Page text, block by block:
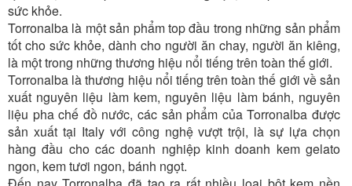
sức khỏe.
Torronalba là một sản phẩm top đầu trong những sản phẩm
tốt cho sức khỏe, dành cho người ăn chay, người ăn kiêng,
là một trong những thương hiệu nổi tiếng trên toàn thế giới.
Torronalba là thương hiệu nổi tiếng trên toàn thế giới về sản
xuất nguyên liệu làm kem, nguyên liệu làm bánh, nguyên
liệu pha chế đồ nước, các sản phẩm của Torronalba được
sản xuất tại Italy với công nghệ vượt trội, là sự lựa chọn
hàng đầu cho các doanh nghiệp kinh doanh kem gelato
ngon, kem tươi ngon, bánh ngọt.